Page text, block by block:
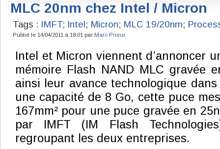
MLC 20nm chez Intel / Micron
Tags : IMFT; Intel; Micron; MLC 19/20nm;
Publié le 14/04/2011 à 18:01 par Marc Prieur
Intel et Micron viennent d’annoncer
mémoire Flash NAND MLC gravée
ainsi leur avance technologique
une capacité de 8 Go, cette puce
167mm² pour une puce gravée en
par IMFT (IM Flash
regroupant les deux entreprises.